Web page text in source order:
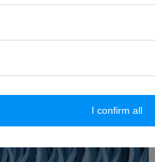
I confirm all